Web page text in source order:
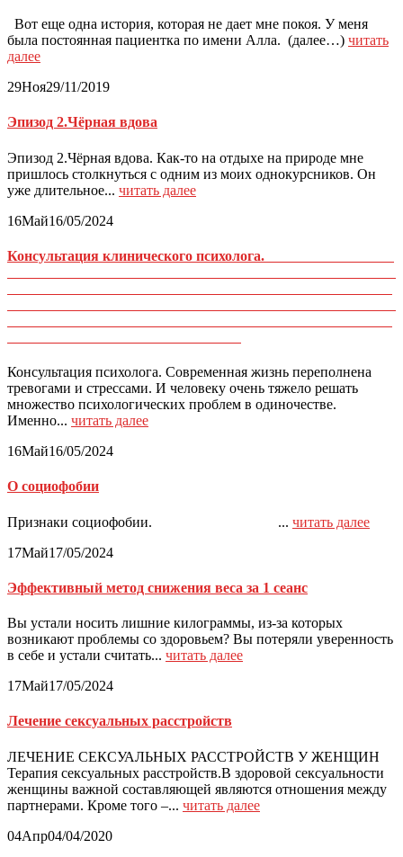
Вот еще одна история, которая не дает мне покоя. У меня
была постоянная пациентка по имени Алла. (далее…) читать
далее
29Ноя29/11/2019
Эпизод 2.Чёрная вдова
Эпизод 2.Чёрная вдова. Как-то на отдыхе на природе мне
пришлось столкнуться с одним из моих однокурсников. Он
уже длительное... читать далее
16Май16/05/2024
Консультация клинического психолога.
Консультация психолога. Современная жизнь переполнена
тревогами и стрессами. И человеку очень тяжело решать
множество психологических проблем в одиночестве.
Именно... читать далее
16Май16/05/2024
О социофобии
Признаки социофобии. ... читать далее
17Май17/05/2024
Эффективный метод снижения веса за 1 сеанс
Вы устали носить лишние килограммы, из-за которых
возникают проблемы со здоровьем? Вы потеряли уверенность
в себе и устали считать... читать далее
17Май17/05/2024
Лечение сексуальных расстройств
ЛЕЧЕНИЕ СЕКСУАЛЬНЫХ РАССТРОЙСТВ У ЖЕНЩИН
Терапия сексуальных расстройств.В здоровой сексуальности
женщины важной составляющей являются отношения между
партнерами. Кроме того –... читать далее
04Апр04/04/2020